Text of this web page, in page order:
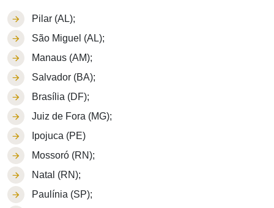
Pilar (AL);
São Miguel (AL);
Manaus (AM);
Salvador (BA);
Brasília (DF);
Juiz de Fora (MG);
Ipojuca (PE)
Mossoró (RN);
Natal (RN);
Paulínia (SP);